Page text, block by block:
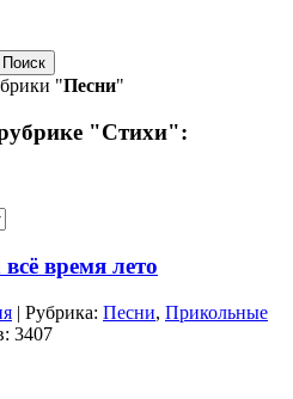
"Песни"
"Стихи":
время лето
| Рубрика: Песни, Прикольные
3407